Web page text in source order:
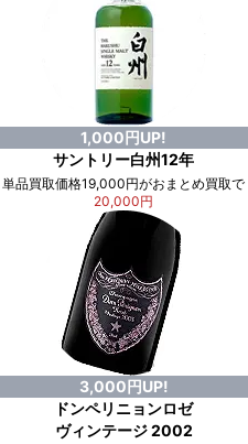
1,000円UP!
サントリー白州12年
単品買取価格19,000円がおまとめ買取で
20,000円
3,000円UP!
ドンペリニョンロゼ
ヴィンテージ 2002